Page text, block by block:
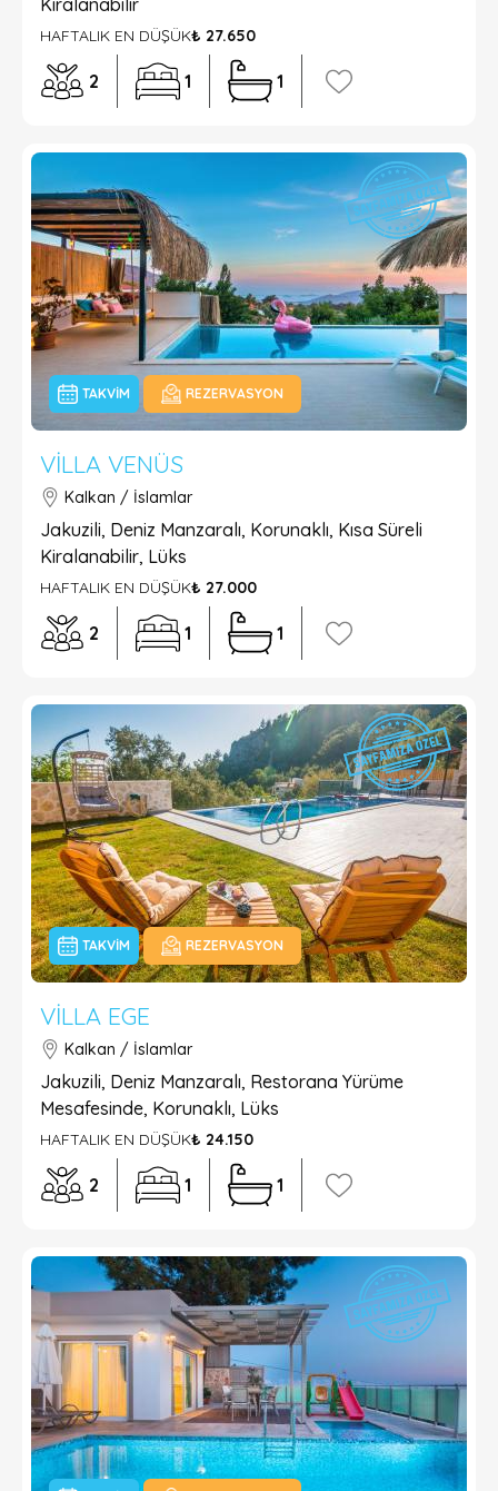
Kiralanabilir
HAFTALIK EN DÜŞÜK₺ 27.650
2 1 1
TAKVIM REZERVASYON
VILLA VENÜS
Kalkan / İslamlar
Jakuzili, Deniz Manzaralı, Korunaklı, Kısa Süreli
Kiralanabilir, Lüks
HAFTALIK EN DÜŞÜK₺ 27.000
2 1 1
TAKVIM REZERVASYON
VILLA EGE
Kalkan / İslamlar
Jakuzili, Deniz Manzaralı, Restorana Yürüme
Mesafesinde, Korunaklı, Lüks
HAFTALIK EN DÜŞÜK₺ 24.150
2 1 1